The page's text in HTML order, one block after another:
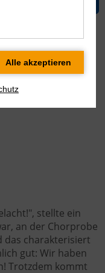
stellte ein
an der Chorprobe
das charakterisiert
gut: Wir haben
Trotzdem kommt